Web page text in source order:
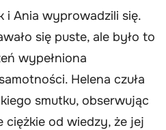
i Ania wyprowadzili się.
się puste, ale było to
wypełniona
Helena czuła
smutku, obserwując
ciężkie od wiedzy, że jej